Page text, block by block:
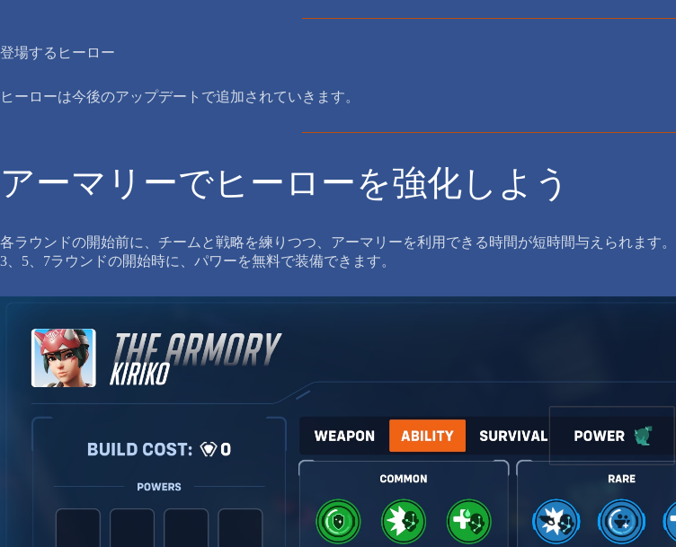
登場するヒーロー
ヒーローは今後のアップデートで追加されていきます。
アーマリーでヒーローを強化しよう
各ラウンドの開始前に、チームと戦略を練りつつ、アーマリーを利用できる時間が短時間与えられます
3、5、7ラウンドの開始時に、パワーを無料で装備できます。